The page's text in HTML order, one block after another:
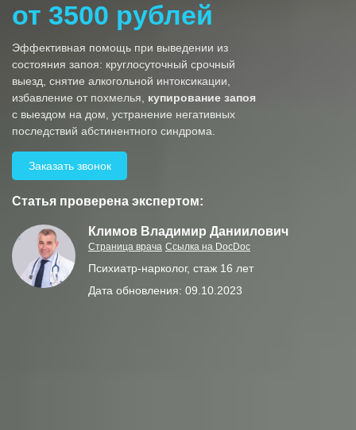
от 3500 рублей
Эффективная помощь при выведении из
состояния запоя: круглосуточный срочный
выезд, снятие алкогольной интоксикации,
избавление от похмелья, купирование запоя
с выездом на дом, устранение негативных
последствий абстинентного синдрома.
Заказать звонок
Статья проверена экспертом:
Климов Владимир Даниилович
Страница врача Ссылка на DocDoc
Психиатр-нарколог, стаж 16 лет
Дата обновления: 09.10.2023